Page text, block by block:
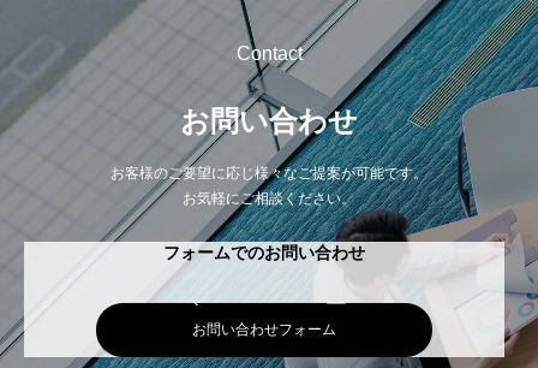
Contact
お問い合わせ
お客様のご要望に応じ様々なご提案が可能です。
お気軽にご相談ください。
フォームでのお問い合わせ
お問い合わせフォーム